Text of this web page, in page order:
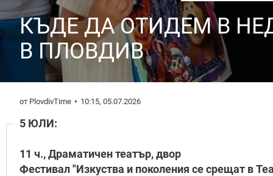
КЪДЕ ДА ОТИДЕМ В
В ПЛОВДИВ
от PlovdivTime 10:15, 05.07.2026
5 ЮЛИ:
11 ч., Драматичен театър, двор
Фестивал "Изкуства и поколения се срещат в